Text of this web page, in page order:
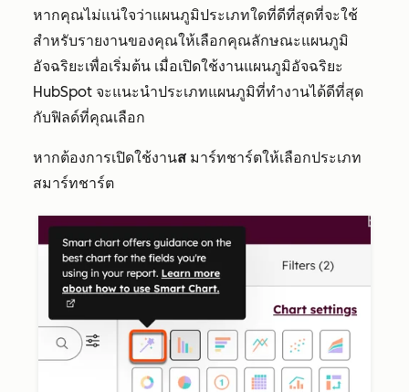
หากคุณไม่แน่ใจว่าแผนภูมิประเภทใดที่ดีที่สุดที่จะใช้
สำหรับรายงานของคุณให้เลือกคุณลักษณะแผนภูมิ
อัจฉริยะเพื่อเริ่มต้น เมื่อเปิดใช้งานแผนภูมิอัจฉริยะ
HubSpot จะแนะนำประเภทแผนภูมิที่ทำงานได้ดีที่สุด
กับฟิลด์ที่คุณเลือก
หากต้องการเปิดใช้งานส มาร์ทชาร์ตให้เลือกประเภท
สมาร์ทชาร์ต